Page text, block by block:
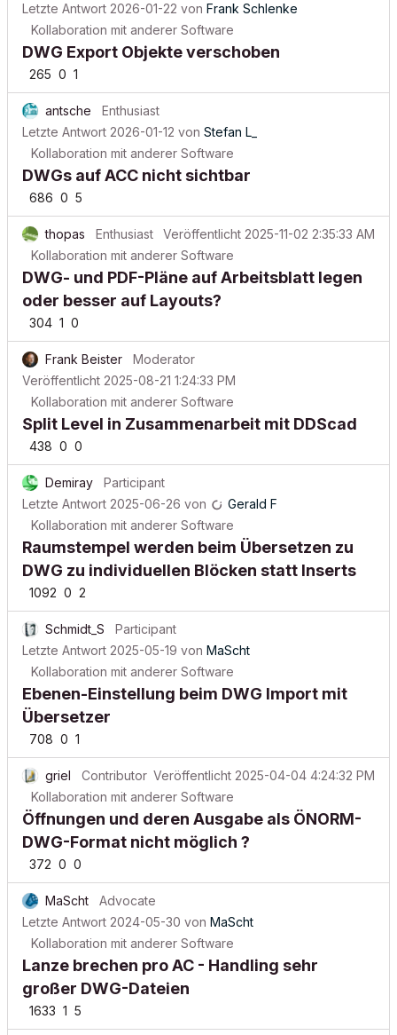
Letzte Antwort 2026-01-22 von Frank Schlenke
Kollaboration mit anderer Software
DWG Export Objekte verschoben
265 0 1
antsche
Enthusiast
Letzte Antwort 2026-01-12 von Stefan L_
Kollaboration mit anderer Software
DWGs auf ACC nicht sichtbar
686 0 5
thopas Enthusiast Veröffentlicht 2025-11-02 2:35:33 AM
Kollaboration mit anderer Software
DWG- und PDF-Pläne auf Arbeitsblatt legen
oder besser auf Layouts?
304 1 0
Frank Beister
Moderator
Veröffentlicht 2025-08-21 1:24:33 PM
Kollaboration mit anderer Software
Split Level in Zusammenarbeit mit DDScad
438 0 0
Demiray
Participant
Letzte Antwort 2025-06-26 von
Gerald F
Kollaboration mit anderer Software
Raumstempel werden beim Übersetzen zu
DWG zu individuellen Blöcken statt Inserts
1092 0 2
Schmidt_S
Participant
Letzte Antwort 2025-05-19 von MaScht
Kollaboration mit anderer Software
Ebenen-Einstellung beim DWG Import mit
Übersetzer
708 0 1
griel Contributor Veröffentlicht 2025-04-04 4:24:32 PM
Kollaboration mit anderer Software
Öffnungen und deren Ausgabe als ÖNORM-
DWG-Format nicht möglich ?
372 0 0
MaScht
Advocate
Letzte Antwort 2024-05-30 von MaScht
Kollaboration mit anderer Software
Lanze brechen pro AC - Handling sehr
großer DWG-Dateien
1633 1 5